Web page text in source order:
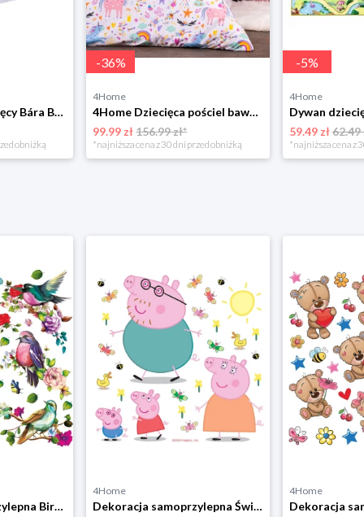
Bellatex Koc dziecięcy Bára Butterfly różowy, 75 x 100 cm
obniżką
-36%
4Home
4Home Dziecięca pościel bawełniana Unicorns, 140 x 200 cm, 70 x 90 cm
99.99 zł156.99 zł*
*najniższa cena z 30 dni przed obniżką
-5%
4Home
59.49 zł62.49
*najniższa cena z
Dekoracja samoprzylepna Birds, 30 x 30 cm 4-Home
4Home
Dekoracja samoprzylepna Świnka Peppa, 30 x 30 cm 4-Home
4Home